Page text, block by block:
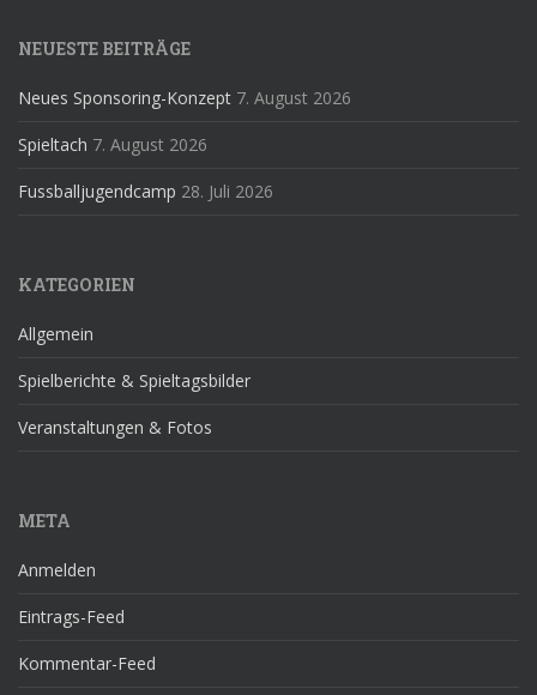
NEUESTE BEITRÄGE
Neues Sponsoring-Konzept 7. August 2026
Spieltach 7. August 2026
Fussballjugendcamp 28. Juli 2026
KATEGORIEN
Allgemein
Spielberichte & Spieltagsbilder
Veranstaltungen & Fotos
META
Anmelden
Eintrags-Feed
Kommentar-Feed